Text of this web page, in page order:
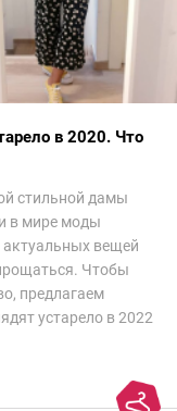
в 2020. Что
стильной дамы
в мире моды
актуальных вещей
Чтобы
предлагаем
устарело в 2022